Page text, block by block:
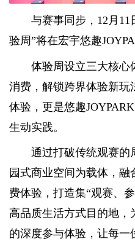
与赛事同步，12月11
验周”将在宏宇悠趣
体验周设立三大核心
消费，解锁跨界体验新玩
体验，更是悠趣
生动实践。
通过打破传统观赛的
园式商业空间为载体，
费体验，打造集“观赛、
高品质生活方式目的地，
的深度参与体验，让每